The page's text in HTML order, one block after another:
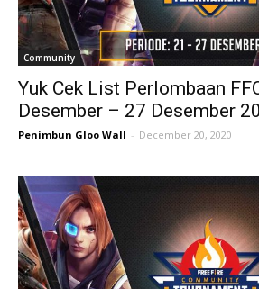
Community
Yuk Cek List Perlombaan
Desember – 27 Desember
Penimbun Gloo Wall - December 20, 2020